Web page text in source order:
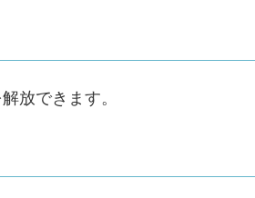
放できます。